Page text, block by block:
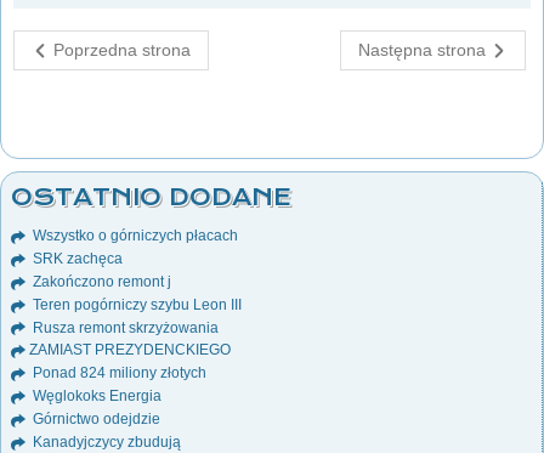
Poprzedna strona Następna strona
OSTATNIO DODANE
Wszystko o górniczych płacach
SRK zachęca
Zakończono remont j
Teren pogórniczy szybu Leon III
Rusza remont skrzyżowania
ZAMIAST PREZYDENCKIEGO
Ponad 824 miliony złotych
Węglokoks Energia
Górnictwo odejdzie
Kanadyjczycy zbudują